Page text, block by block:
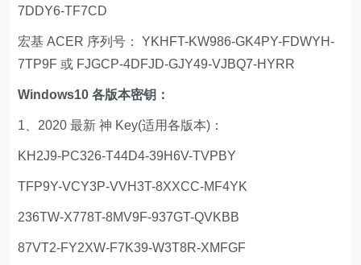
7DDY6-TF7CD
宏基 ACER 序列号： YKHFT-KW986-GK4PY-FDWYH-
7TP9F 或 FJGCP-4DFJD-GJY49-VJBQ7-HYRR
Windows10 各版本密钥：
1、2020 最新 神 Key(适用各版本)：
KH2J9-PC326-T44D4-39H6V-TVPBY
TFP9Y-VCY3P-VVH3T-8XXCC-MF4YK
236TW-X778T-8MV9F-937GT-QVKBB
87VT2-FY2XW-F7K39-W3T8R-XMFGF